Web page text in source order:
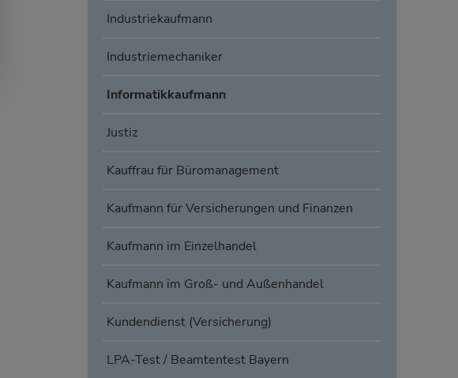
Industriekaufmann
Industriemechaniker
Informatikkaufmann
Justiz
Kauffrau für Büromanagement
Kaufmann für Versicherungen und Finanzen
Kaufmann im Einzelhandel
Kaufmann im Groß- und Außenhandel
Kundendienst (Versicherung)
LPA-Test / Beamtentest Bayern